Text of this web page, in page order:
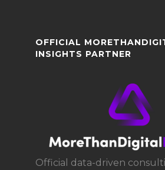
OFFICIAL
INSIGHTS PARTNER
Official data-driven